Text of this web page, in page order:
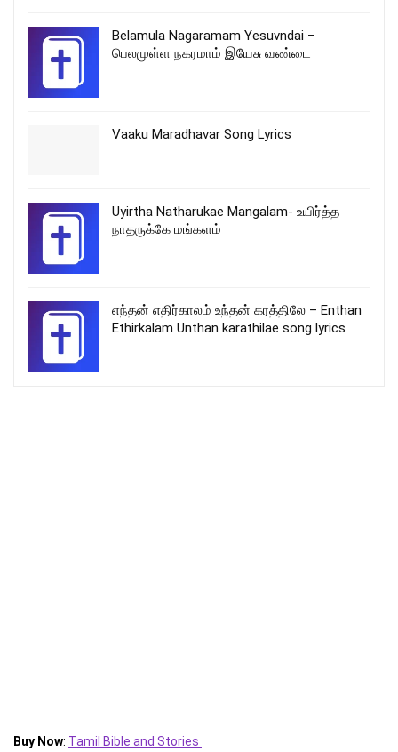
Belamula Nagaramam Yesuvndai –
பெலமுள்ள நகரமாம் இயேசு வண்டை
Vaaku Maradhavar Song Lyrics
Uyirtha Natharukae Mangalam- உயிர்த்த
நாதருக்கே மங்களம்
எந்தன் எதிர்காலம் உந்தன் கரத்திலே – Enthan
Ethirkalam Unthan karathilae song lyrics
Buy Now: Tamil Bible and Stories